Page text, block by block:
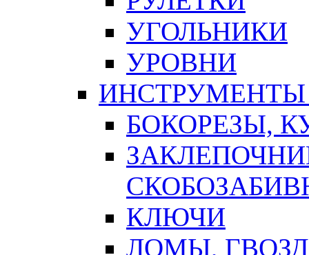
УГОЛЬНИКИ
УРОВНИ
БОКОРЕЗЫ,
КЛЮЧИ
ЛОМЫ,